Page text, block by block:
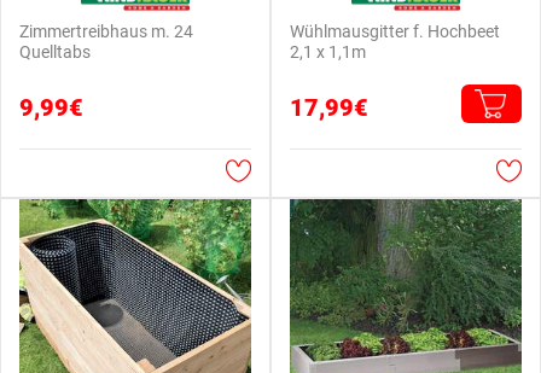
Zimmertreibhaus m. 24
Quelltabs
9,99€
Wühlmausgitter f. Hochbeet
2,1 x 1,1m
17,99€